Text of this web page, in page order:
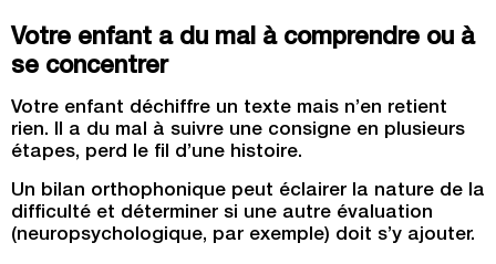
Votre enfant a du mal à comprendre ou à
se concentrer
Votre enfant déchiffre un texte mais n’en retient
rien. Il a du mal à suivre une consigne en plusieurs
étapes, perd le fil d’une histoire.
Un bilan orthophonique peut éclairer la nature de la
difficulté et déterminer si une autre évaluation
(neuropsychologique, par exemple) doit s’y ajouter.